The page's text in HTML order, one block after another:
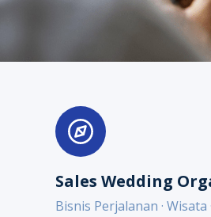
Sales Wedding
Bisnis Perjalanan · Wisata